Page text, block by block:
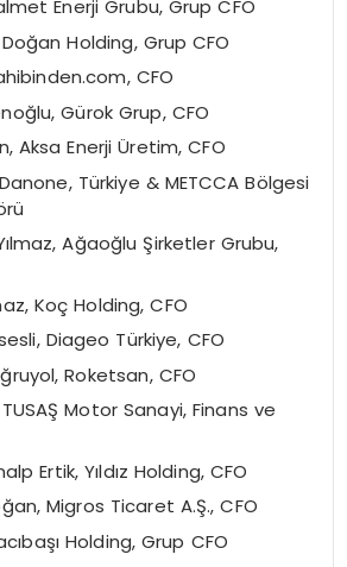
Enerji Grubu, Grup CFO
Holding, Grup CFO
CFO
Gürok Grup, CFO
Aksa Enerji Üretim, CFO
Türkiye & METCCA Bölgesi
Ağaoğlu Şirketler Grubu,
Koç Holding, CFO
Diageo Türkiye, CFO
Roketsan, CFO
Motor Sanayi, Finans ve
Ertik, Yıldız Holding, CFO
Migros Ticaret A.Ş., CFO
Holding, Grup CFO